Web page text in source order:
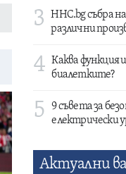
3
HHC.bg събра
различни
4 Каква функция
биалетките?
5
9 съвета за
електрически
Актуални